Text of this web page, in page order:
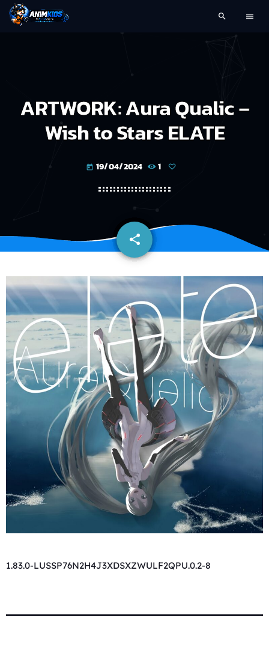
search menu
ARTWORK: Aura Qualic –
Wish to Stars ELATE
today 19/04/2024 1
share
email
1.83.0-LUSSP76N2H4J3XDSXZWULF2QPU.0.2-8